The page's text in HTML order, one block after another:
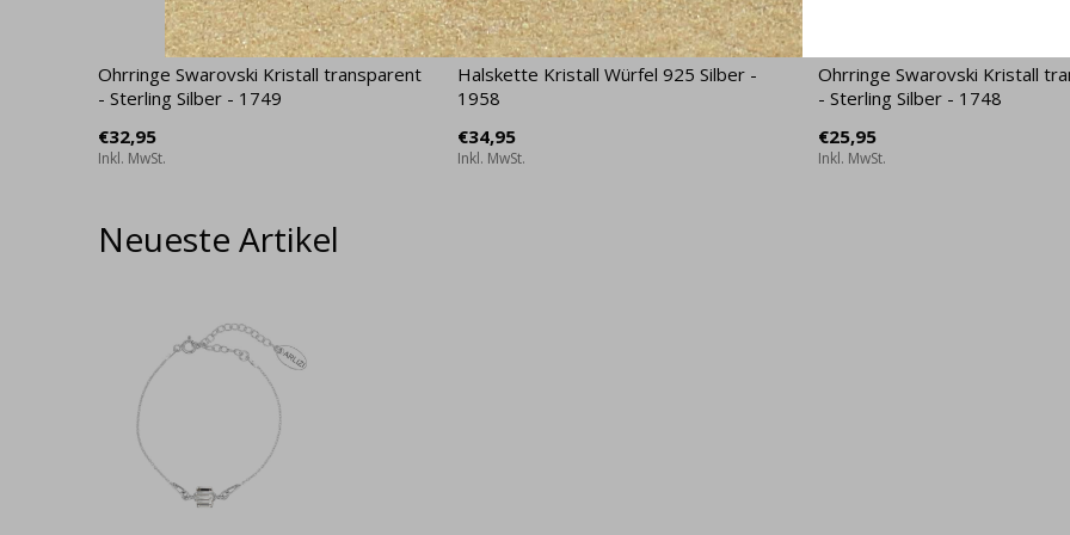
Ohrringe Swarovski Kristall transparent
- Sterling Silber - 1749
€32,95
Inkl. MwSt.
Halskette Kristall Würfel 925 Silber -
1958
€34,95
Inkl. MwSt.
Ohrringe Swarovski Kristall
- Sterling Silber - 1748
€25,95
Inkl. MwSt.
Neueste Artikel